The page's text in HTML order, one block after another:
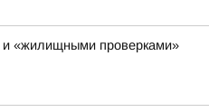
и «жилищными проверками»